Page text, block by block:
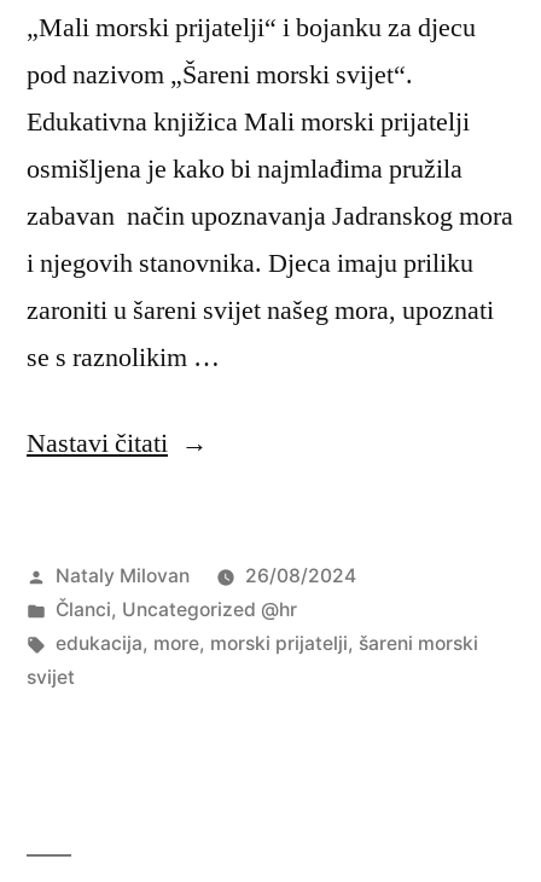
„Mali morski prijatelji“ i bojanku za djecu
pod nazivom „Šareni morski svijet“.
Edukativna knjižica Mali morski prijatelji
osmišljena je kako bi najmlađima pružila
zabavan način upoznavanja Jadranskog mora
i njegovih stanovnika. Djeca imaju priliku
zaroniti u šareni svijet našeg mora, upoznati
se s raznolikim …
Nastavi čitati“Upoznajte
prijatelje“
i
Objavio
Nataly Milovan
26/08/2024
Objavljeno
u
Članci, Uncategorized @hr
Oznake:
edukacija, more, morski prijatelji, šareni morski
svijet